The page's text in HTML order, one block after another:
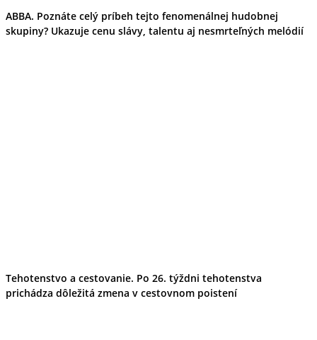
ABBA. Poznáte celý príbeh tejto fenomenálnej hudobnej
skupiny? Ukazuje cenu slávy, talentu aj nesmrteľných melódií
Tehotenstvo a cestovanie. Po 26. týždni tehotenstva
prichádza dôležitá zmena v cestovnom poistení